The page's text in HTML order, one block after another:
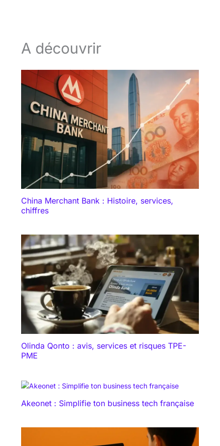
A découvrir
China Merchant Bank : Histoire, services,
chiffres
Olinda Qonto : avis, services et risques TPE-
PME
Akeonet : Simplifie ton business tech française